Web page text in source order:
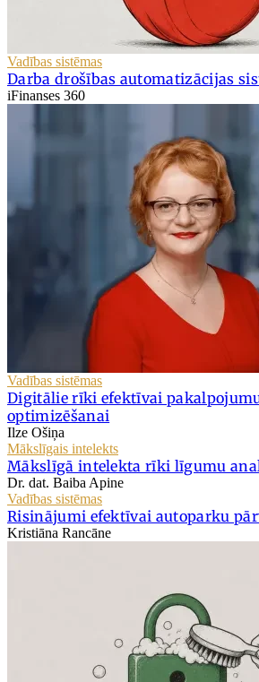
Vadības sistēmas
Darba drošības automatizācijas
iFinanses 360
Vadības sistēmas
Digitālie rīki efektīvai
optimizēšanai
Ilze Ošiņa
Mākslīgais intelekts
Mākslīgā intelekta rīki līgumu
Dr. dat. Baiba Apine
Vadības sistēmas
Risinājumi efektīvai autoparku
Kristiāna Rancāne